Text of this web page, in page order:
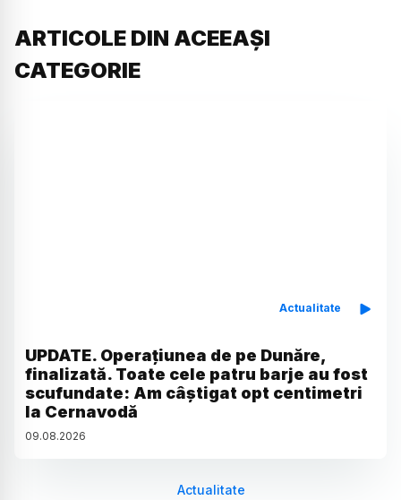
ARTICOLE DIN ACEEAȘI
CATEGORIE
Actualitate
UPDATE. Operațiunea de pe Dunăre,
finalizată. Toate cele patru barje au fost
scufundate: Am câștigat opt centimetri
la Cernavodă
09.08.2026
Actualitate